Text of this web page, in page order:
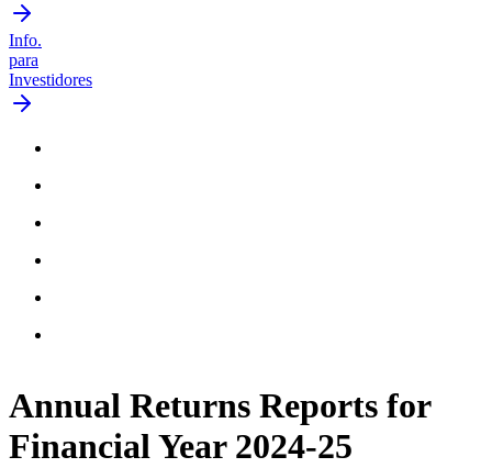
Info.
para
Investidores
Annual Returns Reports for
Financial Year 2024-25